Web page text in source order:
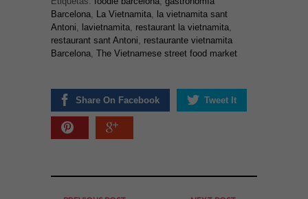
Barcelona, La Vietnamita, la vietnamita sant
Antoni, lavietnamita, restaurant la vietnamita,
restaurant sant Antoni, restaurante vietnamita
Barcelona, The Vietnamese street food market
Share On Facebook Tweet It
Necesarias
son
opcionales.
que
mejorar la